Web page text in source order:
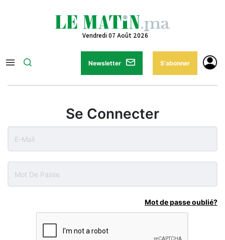
Vendredi 07 Août 2026
Newsletter S'abonner
Se Connecter
Mot de passe oublié?